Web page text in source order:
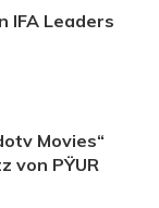
IFA Leaders
Movies“
von PŸUR